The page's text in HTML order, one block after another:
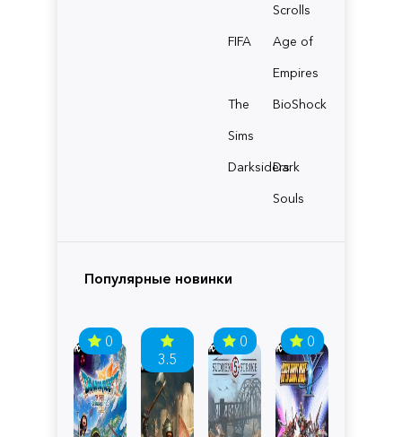
Scrolls
FIFA
Age of
Empires
The
Sims
BioShock
Darksiders
Dark
Souls
Популярные новинки
0
3.5
0 0